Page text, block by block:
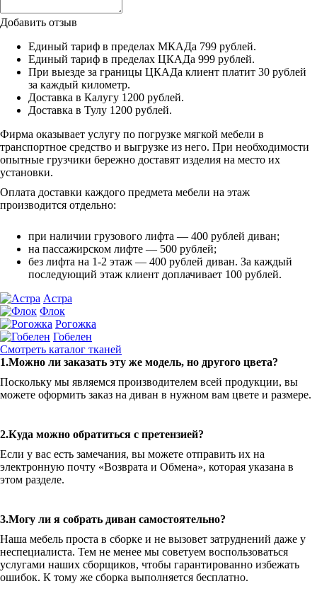
Добавить отзыв
Единый тариф в пределах МКАДа 799 рублей.
Единый тариф в пределах ЦКАДа 999 рублей.
При выезде за границы ЦКАДа клиент платит 30 рублей
за каждый километр.
Доставка в Калугу 1200 рублей.
Доставка в Тулу 1200 рублей.
Фирма оказывает услугу по погрузке мягкой мебели в
транспортное средство и выгрузке из него. При необходимости
опытные грузчики бережно доставят изделия на место их
установки.
Оплата доставки каждого предмета мебели на этаж
производится отдельно:
при наличии грузового лифта — 400 рублей диван;
на пассажирском лифте — 500 рублей;
без лифта на 1-2 этаж — 400 рублей диван. За каждый
последующий этаж клиент доплачивает 100 рублей.
Астра
Флок
Рогожка
Гобелен
Смотреть каталог тканей
1.Можно ли заказать эту же модель, но другого цвета?
Поскольку мы являемся производителем всей продукции, вы
можете оформить заказ на диван в нужном вам цвете и размере.
2.Куда можно обратиться с претензией?
Если у вас есть замечания, вы можете отправить их на
электронную почту «Возврата и Обмена», которая указана в
этом разделе.
3.Могу ли я собрать диван самостоятельно?
Наша мебель проста в сборке и не вызовет затруднений даже у
неспециалиста. Тем не менее мы советуем воспользоваться
услугами наших сборщиков, чтобы гарантированно избежать
ошибок. К тому же сборка выполняется бесплатно.